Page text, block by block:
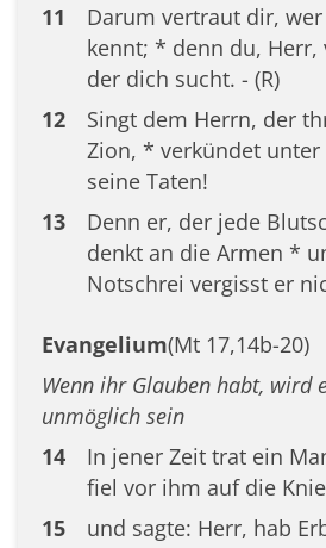
11
Darum vertraut dir,
kennt; * denn du, Herr,
der dich sucht. - (R)
12
Singt dem Herrn, der
Zion, * verkündet unter
seine Taten!
13
Denn er, der jede
denkt an die Armen *
Notschrei vergisst er
Evangelium(Mt 17,14b-20)
Wenn ihr Glauben habt, wird
unmöglich sein
14
In jener Zeit trat ein
fiel vor ihm auf die Knie
15
und sagte: Herr, hab